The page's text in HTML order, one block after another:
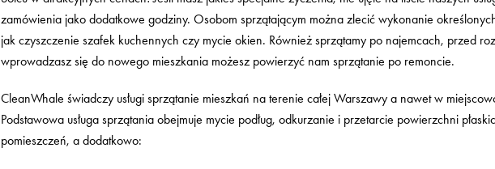
zamówienia jako dodatkowe godziny. Osobom sprzątającym można zlecić wykonanie
jak czyszczenie szafek kuchennych czy mycie okien. Również sprzątamy po najemcach, przed
wprowadzasz się do nowego mieszkania możesz powierzyć nam sprzątanie po remoncie.
CleanWhale świadczy usługi sprzątanie mieszkań na terenie całej Warszawy a nawet w
Podstawowa usługa sprzątania obejmuje mycie podług, odkurzanie i przetarcie powierzchni
pomieszczeń, a dodatkowo: